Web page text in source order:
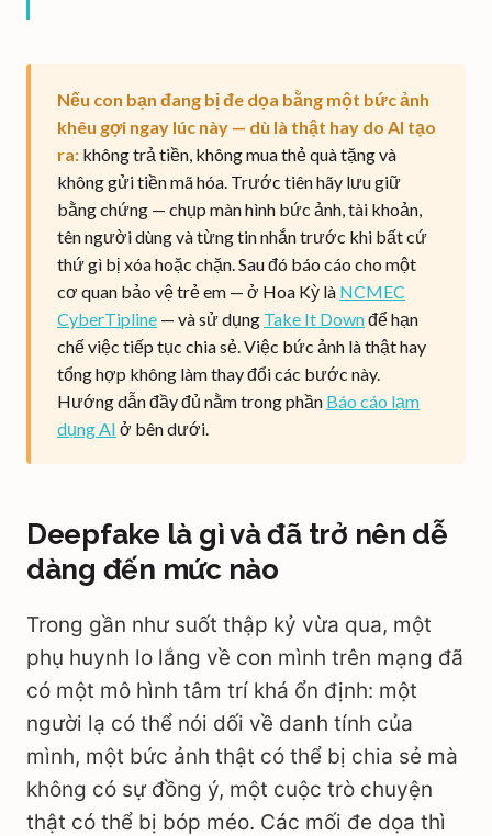
Nếu con bạn đang bị đe dọa bằng một bức ảnh
khêu gợi ngay lúc này — dù là thật hay do AI tạo
ra: không trả tiền, không mua thẻ quà tặng và
không gửi tiền mã hóa. Trước tiên hãy lưu giữ
bằng chứng — chụp màn hình bức ảnh, tài khoản,
tên người dùng và từng tin nhắn trước khi bất cứ
thứ gì bị xóa hoặc chặn. Sau đó báo cáo cho một
cơ quan bảo vệ trẻ em — ở Hoa Kỳ là NCMEC
CyberTipline — và sử dụng Take It Downđể hạn
chế việc tiếp tục chia sẻ. Việc bức ảnh là thật hay
tổng hợp không làm thay đổi các bước này.
Hướng dẫn đầy đủ nằm trong phần Báo cáo lạm
dụng AI ở bên dưới.
Deepfake là gì và đã trở nên dễ
dàng đến mức nào
Trong gần như suốt thập kỷ vừa qua, một
phụ huynh lo lắng về con mình trên mạng đã
có một mô hình tâm trí khá ổn định: một
người lạ có thể nói dối về danh tính của
mình, một bức ảnh thật có thể bị chia sẻ mà
không có sự đồng ý, một cuộc trò chuyện
thật có thể bị bóp méo. Các mối đe dọa thì